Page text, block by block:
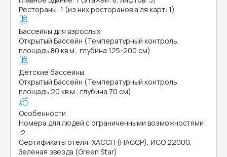
Рестораны: 1 (из них ресторанов а’ля карт: 1)
Бассейны для взрослых
Открытый Бассейн (Температурный контроль,
площадь 80 кв.м., глубина 125-200 см)
Детские бассейны
Открытый Бассейн (Температурный контроль,
площадь 20 кв.м., глубина 70 см)
Особенности
Номера для людей с ограниченными возможностями
:2
Сертификаты отеля :ХАССП (HACCP), ИСО 22000,
Зеленая звезда (Green Star)